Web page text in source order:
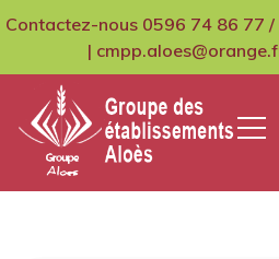
Contactez-nous 0596 74 86 77
|
GCMPIH Aloes